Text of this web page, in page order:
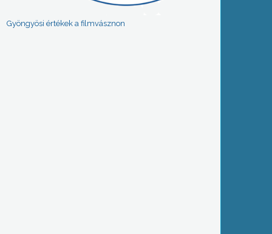
Gyöngyösi értékek a filmvásznon